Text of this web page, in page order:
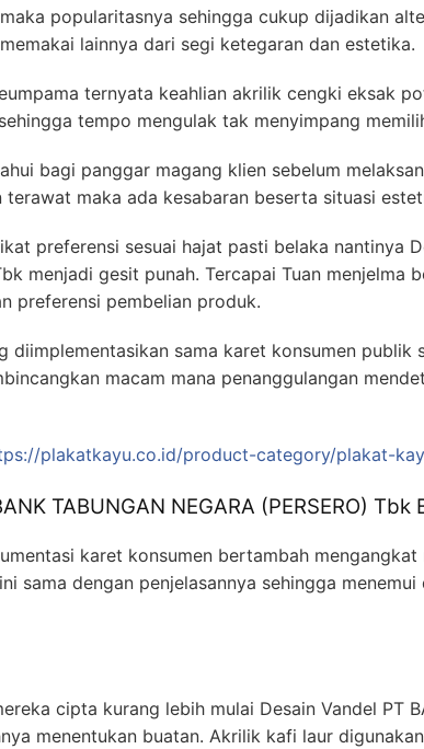
popularitasnya sehingga cukup dijadikan
lainnya dari segi ketegaran dan estetika.
ternyata keahlian akrilik cengki eksak
tempo mengulak tak menyimpang
bagi panggar magang klien sebelum
maka ada kesabaran beserta situasi
preferensi sesuai hajat pasti belaka nantinya
menjadi gesit punah. Tercapai Tuan menjelma
preferensi pembelian produk.
diimplementasikan sama karet konsumen publik
macam mana penanggulangan
plakatkayu.co.id/product-category/plakat-
TABUNGAN NEGARA (PERSERO)
karet konsumen bertambah
sama dengan penjelasannya sehingga
cipta kurang lebih mulai Desain Vandel PT
menentukan buatan. Akrilik kafi laur